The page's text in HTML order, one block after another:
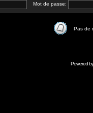
Mot de passe:
Pas de
Powered